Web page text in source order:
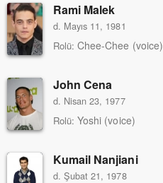
Rami Malek
d. Mayıs 11, 1981
Rolü: Chee-Chee (voice)
John Cena
d. Nisan 23, 1977
Rolü: Yoshi (voice)
Kumail Nanjiani
d. Şubat 21, 1978